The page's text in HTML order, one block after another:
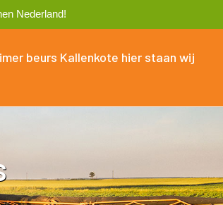
Nederland!
beurs Kallenkote hier staan wij